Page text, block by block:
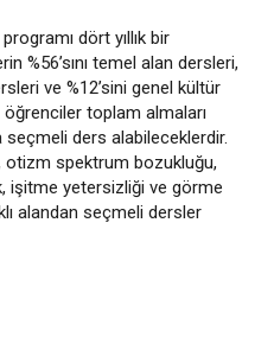
dört yıllık bir
%56’sını temel alan dersleri,
ve %12’sini genel kültür
toplam almaları
seçmeli ders alabileceklerdir.
otizm spektrum bozukluğu,
işitme yetersizliği ve görme
alandan seçmeli dersler